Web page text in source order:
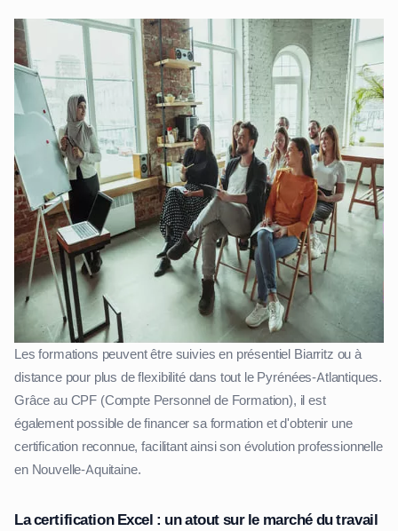
Les formations peuvent être suivies en présentiel Biarritz ou à
distance pour plus de flexibilité dans tout le Pyrénées-Atlantiques.
Grâce au CPF (Compte Personnel de Formation), il est
également possible de financer sa formation et d'obtenir une
certification reconnue, facilitant ainsi son évolution professionnelle
en Nouvelle-Aquitaine.
La certification Excel : un atout sur le marché du travail